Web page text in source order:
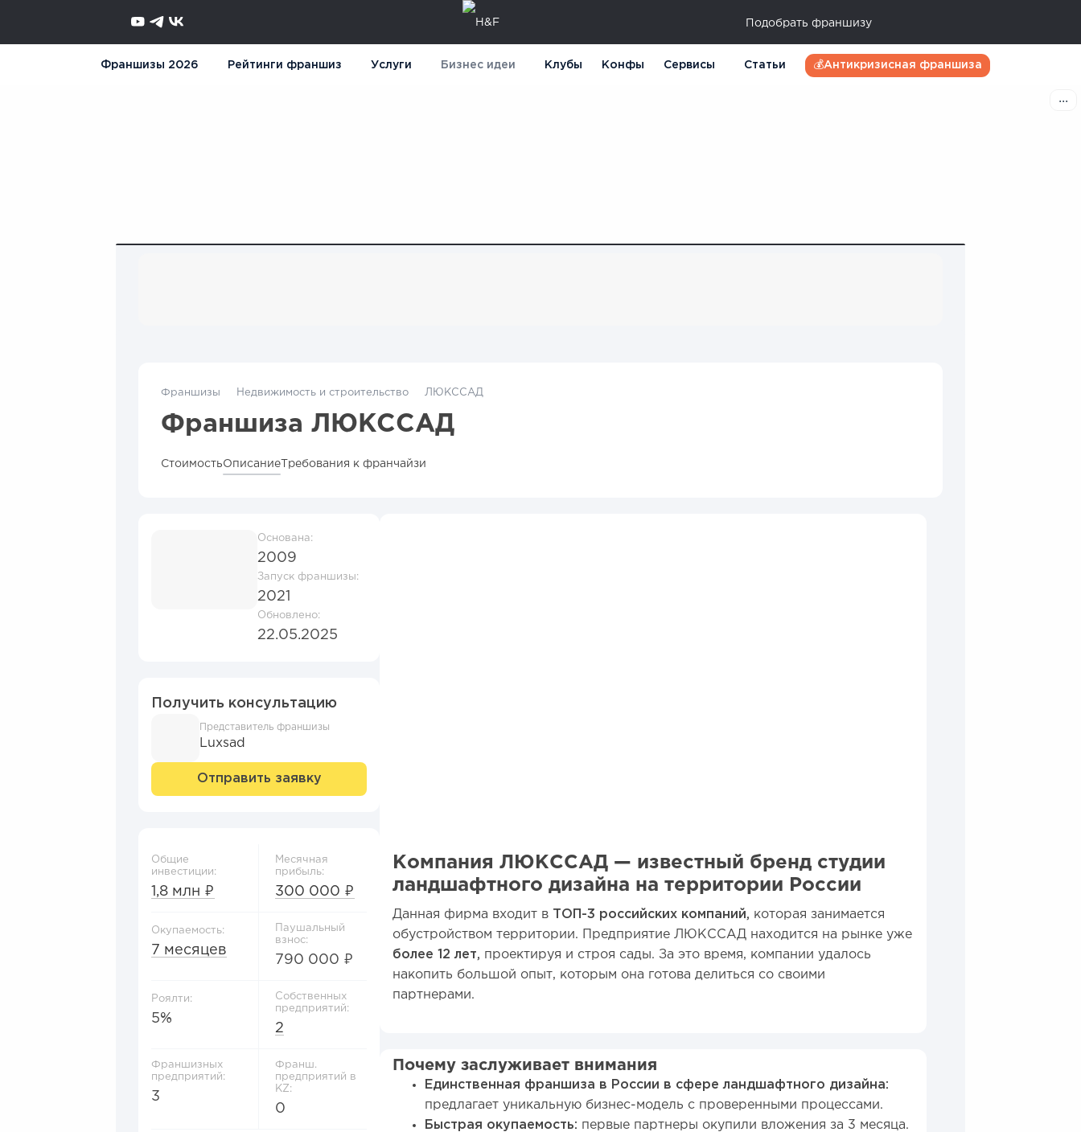
Подобрать франшизу
Франшизы 2026 Рейтинги франшиз Услуги Бизнес идеи Клубы Конфы Сервисы Статьи 💰Антикризисная франшиза
Франшизы Недвижимость и строительство ЛЮКССАД
Франшиза ЛЮКССАД
СтоимостьОписание Требования к франчайзи
Основана:
2009
Запуск франшизы:
2021
Обновлено:
22.05.2025
Получить консультацию
Представитель франшизы
Luxsad
Отправить заявку
Общие
инвестиции:
1,8 млн ₽
Месячная
прибыль:
300 000 ₽
Окупаемость:
7 месяцев
Паушальный
взнос:
790 000 ₽
Роялти:
5%
Собственных
предприятий:
2
Франшизных
предприятий:
3
Франш.
предприятий в
KZ:
0
Компания ЛЮКССАД — известный бренд студии
ландшафтного дизайна на территории России
Данная фирма входит в ТОП-3 российских компаний, которая занимается
обустройством территории. Предприятие ЛЮКССАД находится на рынке уже
более 12 лет, проектируя и строя сады. За это время, компании удалось
накопить большой опыт, которым она готова делиться со своими
партнерами.
Почему заслуживает внимания
Единственная франшиза в России в сфере ландшафтного дизайна:
предлагает уникальную бизнес-модель с проверенными процессами.
Быстрая окупаемость: первые партнеры окупили вложения за 3 месяца.